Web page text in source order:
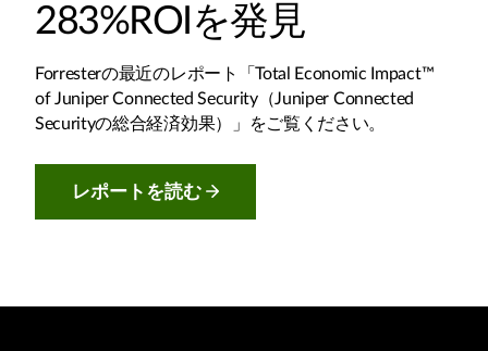
283%ROIを発見
Forresterの最近のレポート「Total Economic Impact™
of Juniper Connected Security（Juniper Connected
Securityの総合経済効果）」をご覧ください。
レポートを読む